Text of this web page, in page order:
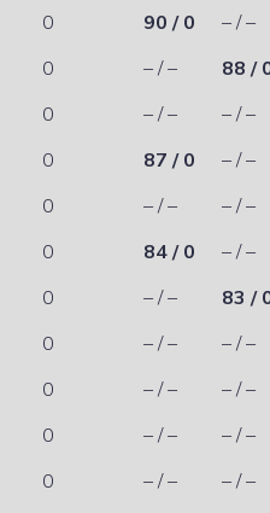
0 90 / 0
– / –
0 – / –
88 /
0 – / –
– / –
0 87 / 0
– / –
0 – / –
– / –
0 84 / 0
– / –
0 – / –
83 /
0 – / –
– / –
0 – / –
– / –
0 – / –
– / –
0 – / –
– / –